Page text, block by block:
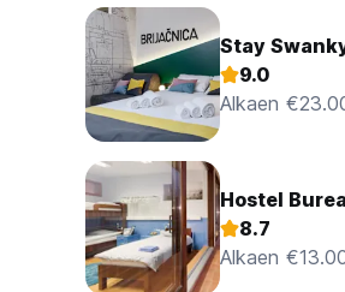
Stay
9.0
Alkaen
Hostel
8.7
Alkaen